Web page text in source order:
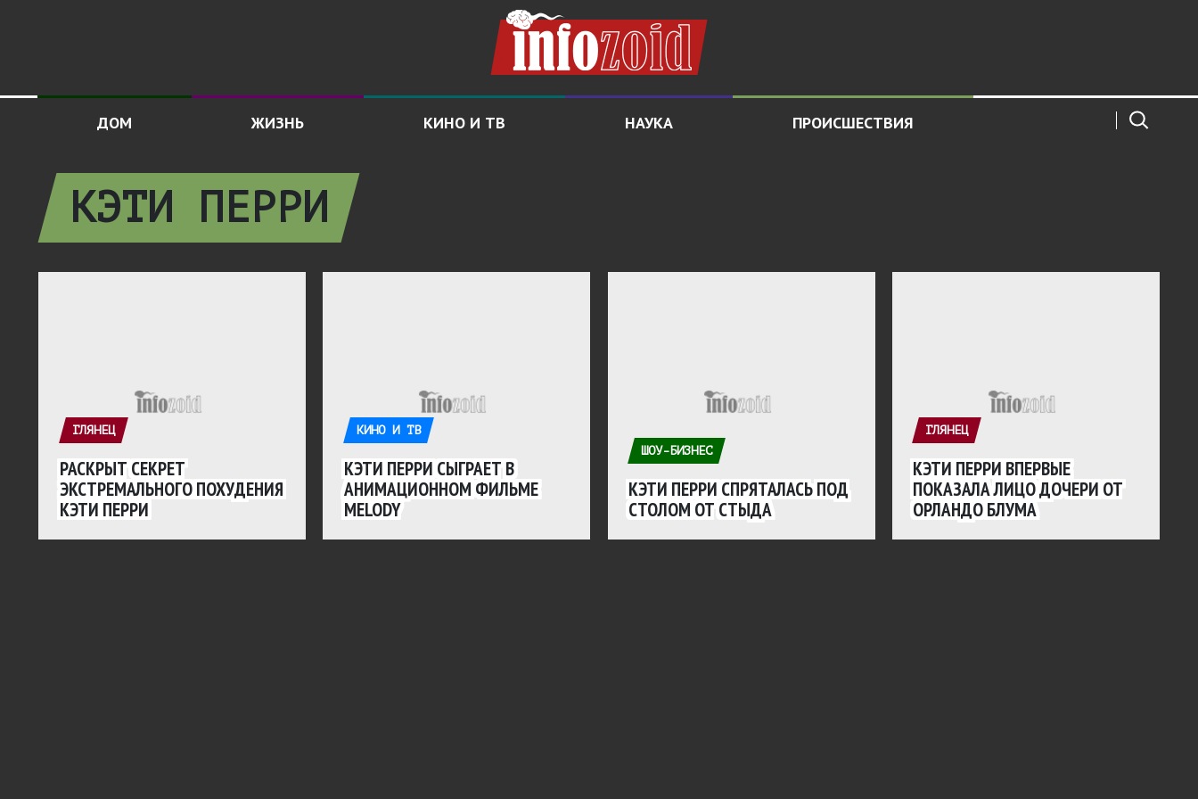
ДОМ ЖИЗНЬ КИНО И ТВ НАУКА ПРОИСШЕСТВИЯ
КЭТИ ПЕРРИ
ГЛЯНЕЦ
РАСКРЫТ СЕКРЕТ
ЭКСТРЕМАЛЬНОГО ПОХУДЕНИЯ
КЭТИ ПЕРРИ
КИНО И ТВ
КЭТИ ПЕРРИ СЫГРАЕТ В
АНИМАЦИОННОМ ФИЛЬМЕ
MELODY
ШОУ-БИЗНЕС
КЭТИ ПЕРРИ СПРЯТАЛАСЬ ПОД
СТОЛОМ ОТ СТЫДА
ГЛЯНЕЦ
КЭТИ ПЕРРИ ВПЕРВЫЕ
ПОКАЗАЛА ЛИЦО ДОЧЕРИ ОТ
ОРЛАНДО БЛУМА